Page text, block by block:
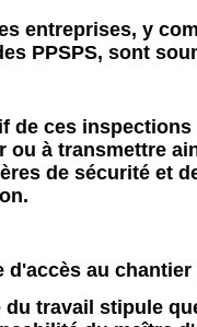
entreprises, y
PPSPS, sont
de ces
ou à transmettre
de sécurité et
d'accès au chantier
du travail stipule